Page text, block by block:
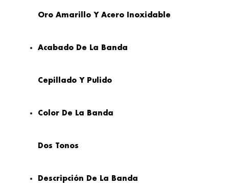
Oro Amarillo Y Acero Inoxidable
Acabado De La Banda
Cepillado Y Pulido
Color De La Banda
Dos Tonos
Descripción De La Banda